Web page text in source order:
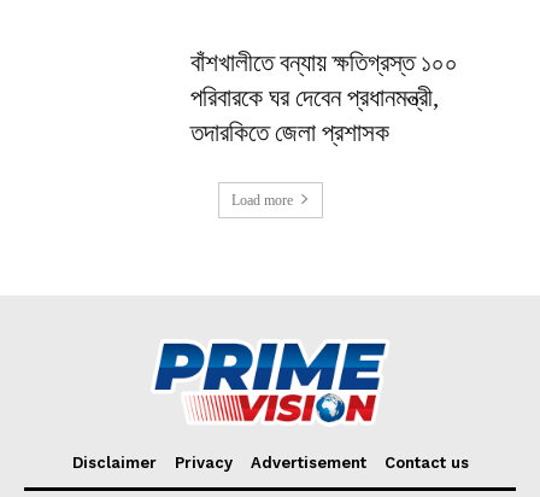
বাঁশখালীতে বন্যায় ক্ষতিগ্রস্ত ১০০
পরিবারকে ঘর দেবেন প্রধানমন্ত্রী,
তদারকিতে জেলা প্রশাসক
Load more
Disclaimer Privacy Advertisement Contact us